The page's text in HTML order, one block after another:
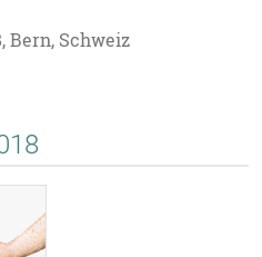
Bern, Schweiz